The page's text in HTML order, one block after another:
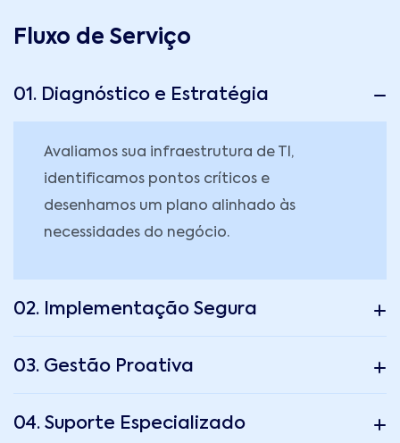
Fluxo de Serviço
01. Diagnóstico e Estratégia
Avaliamos sua infraestrutura de TI,
identificamos pontos críticos e
desenhamos um plano alinhado às
necessidades do negócio.
02. Implementação Segura
03. Gestão Proativa
04. Suporte Especializado